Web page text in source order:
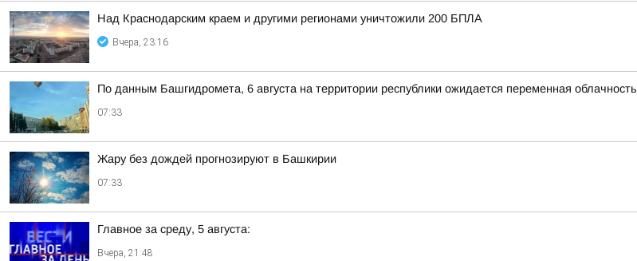
Над Краснодарским краем и другими регионами уничтожили 200 БПЛА
Вчера, 23:16
По данным Башгидромета, 6 августа на территории республики ожидается переменная облачность
07:33
Жару без дождей прогнозируют в Башкирии
07:33
Главное за среду, 5 августа:
Вчера, 21:48